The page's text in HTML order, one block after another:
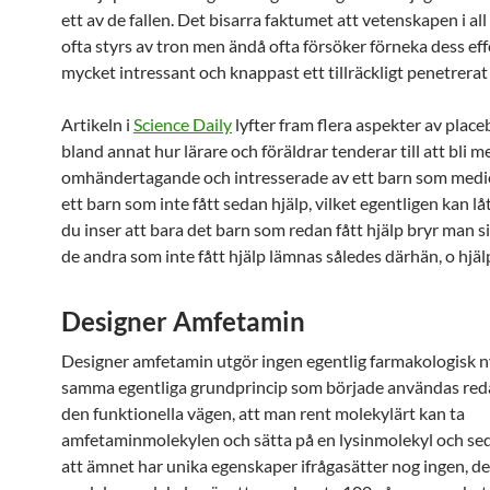
ett av de fallen. Det bisarra faktumet att vetenskapen i
ofta styrs av tron men ändå ofta försöker förneka dess
mycket intressant och knappast ett tillräckligt
Artikeln i Science Daily lyfter fram flera aspekter av
bland annat hur lärare och föräldrar tenderar till att bli
omhändertagande och intresserade av ett barn som
ett barn som inte fått sedan hjälp, vilket egentligen kan
du inser att bara det barn som redan fått hjälp bryr man
de andra som inte fått hjälp lämnas således därhän, o
Designer Amfetamin
Designer amfetamin utgör ingen egentlig farmakologisk
samma egentliga grundprincip som började användas
den funktionella vägen, att man rent molekylärt kan ta
amfetaminmolekylen och sätta på en lysinmolekyl och
att ämnet har unika egenskaper ifrågasätter nog ingen,